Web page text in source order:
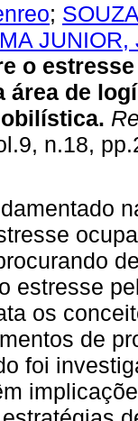
;
o
área de
.
n.18,
estresse
os
de
foi